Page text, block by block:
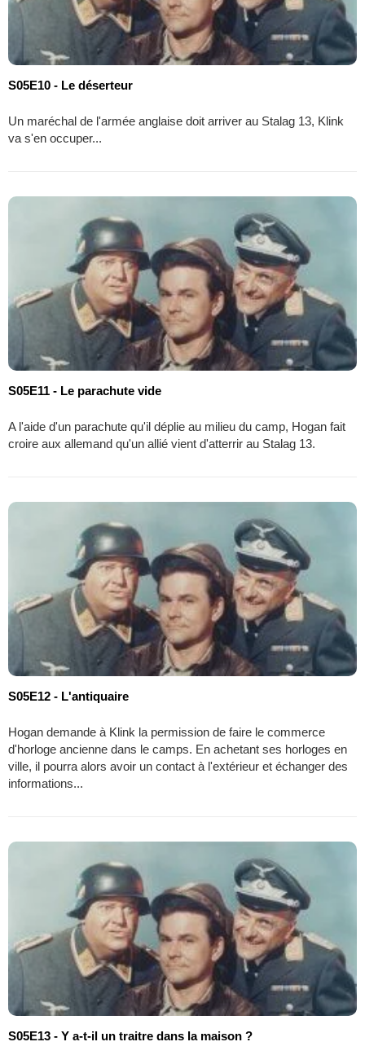
S05E10 - Le déserteur
Un maréchal de l'armée anglaise doit arriver au Stalag 13, Klink
va s'en occuper...
S05E11 - Le parachute vide
A l'aide d'un parachute qu'il déplie au milieu du camp, Hogan fait
croire aux allemand qu'un allié vient d'atterrir au Stalag 13.
S05E12 - L'antiquaire
Hogan demande à Klink la permission de faire le commerce
d'horloge ancienne dans le camps. En achetant ses horloges en
ville, il pourra alors avoir un contact à l'extérieur et échanger des
informations...
S05E13 - Y a-t-il un traitre dans la maison ?